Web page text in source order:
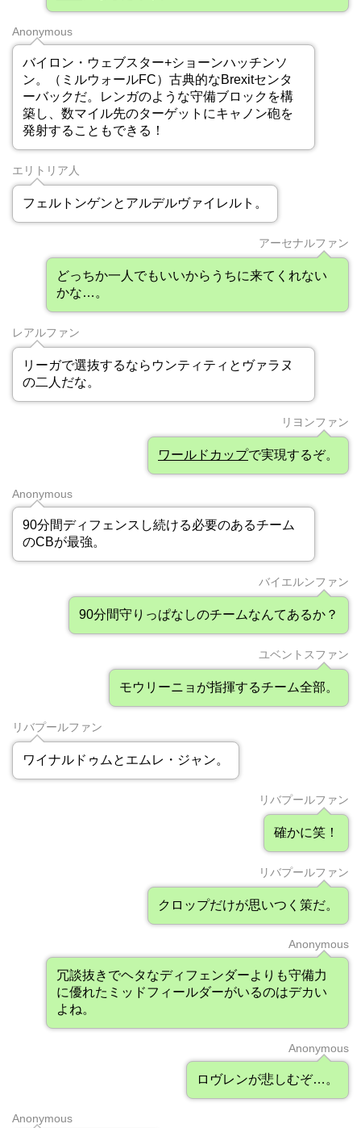
Anonymous
バイロン・ウェブスター+ショーンハッチンソ
ン。（ミルウォールFC）古典的なBrexitセンタ
ーバックだ。レンガのような守備ブロックを構
築し、数マイル先のターゲットにキャノン砲を
発射することもできる！
エリトリア人
フェルトンゲンとアルデルヴァイレルト。
アーセナルファン
どっちか一人でもいいからうちに来てくれない
かな…。
レアルファン
リーガで選抜するならウンティティとヴァラヌ
の二人だな。
リヨンファン
ワールドカップで実現するぞ。
Anonymous
90分間ディフェンスし続ける必要のあるチーム
のCBが最強。
バイエルンファン
90分間守りっぱなしのチームなんてあるか？
ユベントスファン
モウリーニョが指揮するチーム全部。
リバプールファン
ワイナルドゥムとエムレ・ジャン。
リバプールファン
確かに笑！
リバプールファン
クロップだけが思いつく策だ。
Anonymous
冗談抜きでヘタなディフェンダーよりも守備力
に優れたミッドフィールダーがいるのはデカい
よね。
Anonymous
ロヴレンが悲しむぞ…。
Anonymous